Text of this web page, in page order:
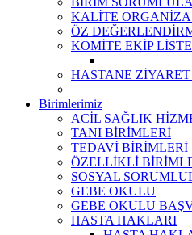
KALİTE
ÖZ
KOMİTE EKİP
HASTANE
Birimlerimiz
ACİL SAĞLIK
TANI BİRİMLERİ
TEDAVİ BİRİMLERİ
ÖZELLİKLİ
SOSYAL
GEBE OKULU
GEBE OKULU
HASTA HAKLARI